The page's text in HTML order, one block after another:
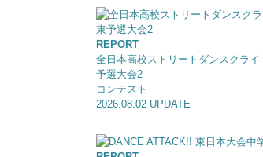
REPORT
全日本高校ストリートダンスクライ
予選大会2
コンテスト
2026.08.02 UPDATE